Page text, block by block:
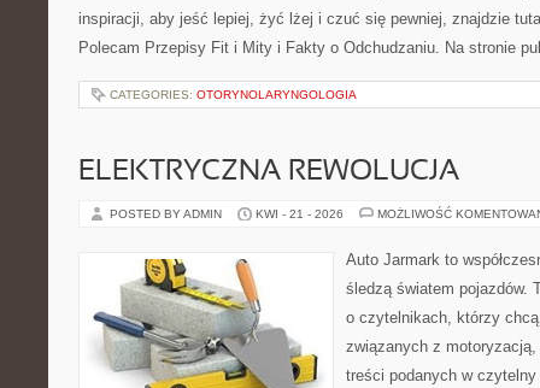
inspiracji, aby jeść lepiej, żyć lżej i czuć się pewniej, znajdzie
Polecam Przepisy Fit i Mity i Fakty o Odchudzaniu. Na stronie
CATEGORIES: OTORYNOLARYNGOLOGIA
ELEKTRYCZNA REWOLUCJA
POSTED BY ADMIN KWI - 21 - 2026 MOŻLIWOŚĆ
Auto Jarmark to
śledzą światem pojazdów.
o czytelnikach, którzy
związanych z
treści podanych w